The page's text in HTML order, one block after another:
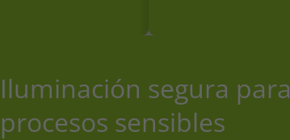
Iluminación segura para
procesos sensibles